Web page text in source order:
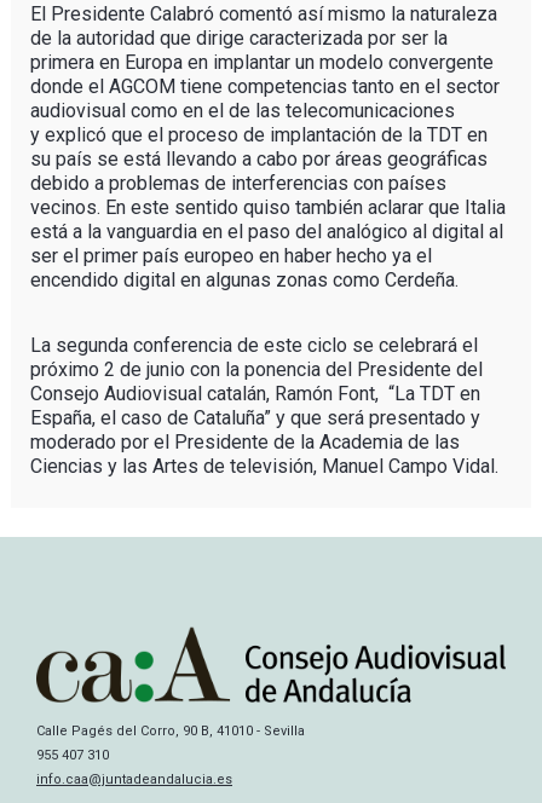
El Presidente Calabró comentó así mismo la naturaleza
de la autoridad que dirige caracterizada por ser la
primera en Europa en implantar un modelo convergente
donde el AGCOM tiene competencias tanto en el sector
audiovisual como en el de las telecomunicaciones
y explicó que el proceso de implantación de la TDT en
su país se está llevando a cabo por áreas geográficas
debido a problemas de interferencias con países
vecinos. En este sentido quiso también aclarar que Italia
está a la vanguardia en el paso del analógico al digital al
ser el primer país europeo en haber hecho ya el
encendido digital en algunas zonas como Cerdeña.
La segunda conferencia de este ciclo se celebrará el
próximo 2 de junio con la ponencia del Presidente del
Consejo Audiovisual catalán, Ramón Font, “La TDT en
España, el caso de Cataluña” y que será presentado y
moderado por el Presidente de la Academia de las
Ciencias y las Artes de televisión, Manuel Campo Vidal.
Calle Pagés del Corro, 90 B, 41010 - Sevilla
955 407 310
info.caa@juntadeandalucia.es